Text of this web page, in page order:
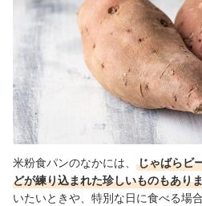
米粉食パンのなかには、
じゃばらビ
どが練り込まれた珍しいものもあり
いたいときや、特別な日に食べる場